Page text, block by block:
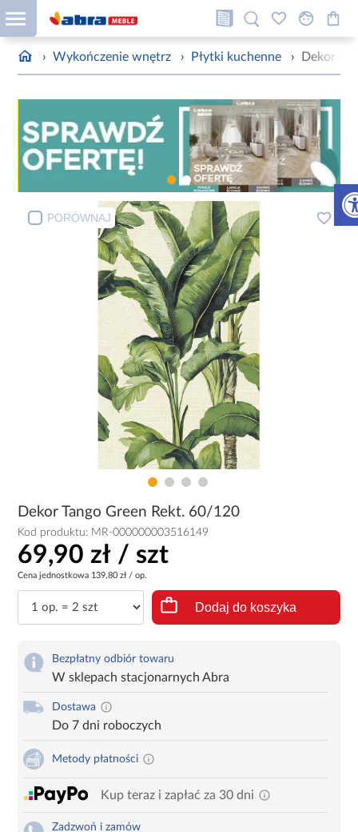
› Wykończenie wnętrz › Płytki kuchenne › Dekor
PORÓWNAJ
Dekor Tango Green Rekt. 60/120
Kod produktu: MR-000000003516149
69,90 zł / szt
Cena jednostkowa 139,80 zł / op.
Dodaj do koszyka
Bezpłatny odbiór towaru
W sklepach stacjonarnych Abra
Dostawa
Do 7 dni roboczych
Metody płatności
Kup teraz i zapłać za 30 dni
Zadzwoń i zamów